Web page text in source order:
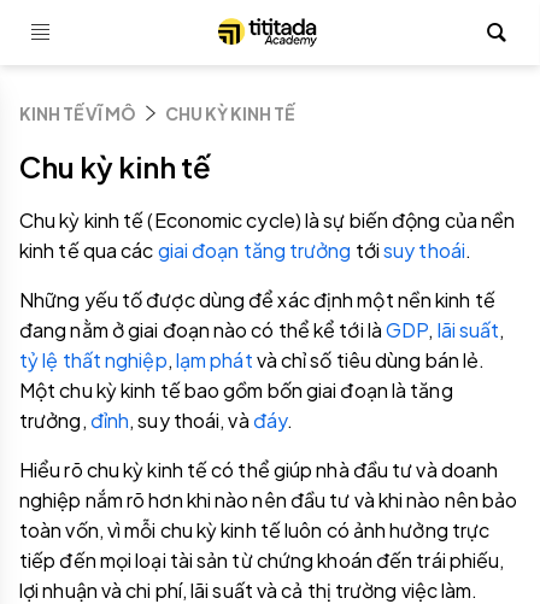
KINH TẾ VĨ MÔ CHU KỲ KINH TẾ
Chu kỳ kinh tế
Chu kỳ kinh tế (Economic cycle) là sự biến động của nền
kinh tế qua cácgiai đoạn tăng trưởng tớisuy thoái.
Những yếu tố được dùng để xác định một nền kinh tế
đang nằm ở giai đoạn nào có thể kể tới làGDP, lãi suất,
tỷ lệ thất nghiệp,lạm phátvà chỉ số tiêu dùng bán lẻ.
Một chu kỳ kinh tế bao gồm bốn giai đoạn là tăng
trưởng, đỉnh, suy thoái, và đáy.
Hiểu rõ chu kỳ kinh tế có thể giúp nhà đầu tư và doanh
nghiệp nắm rõ hơn khi nào nên đầu tư và khi nào nên bảo
toàn vốn, vì mỗi chu kỳ kinh tế luôn có ảnh hưởng trực
tiếp đến mọi loại tài sản từ chứng khoán đến trái phiếu,
lợi nhuận và chi phí, lãi suất và cả thị trường việc làm.